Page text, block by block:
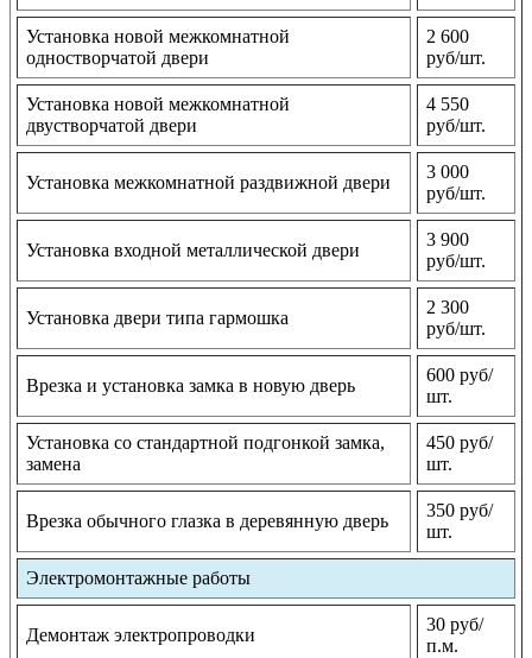
Установка новой межкомнатной
одностворчатой двери
2 600
руб/шт.
Установка новой межкомнатной
двустворчатой двери
4 550
руб/шт.
Установка межкомнатной раздвижной двери
3 000
руб/шт.
Установка входной металлической двери
3 900
руб/шт.
Установка двери типа гармошка
2 300
руб/шт.
Врезка и установка замка в новую дверь
600 руб/
шт.
Установка со стандартной подгонкой замка,
замена
450 руб/
шт.
Врезка обычного глазка в деревянную дверь
350 руб/
шт.
Электромонтажные работы
Демонтаж электропроводки
30 руб/
п.м.